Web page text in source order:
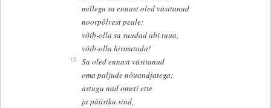
millega sa ennast oled väsitanud
noorpõlvest peale;
võib-olla sa suudad abi tuua,
võib-olla hirmutada!
13
Sa oled ennast väsitanud
oma paljude nõuandjatega;
astugu nad ometi ette
ja päästku sind,